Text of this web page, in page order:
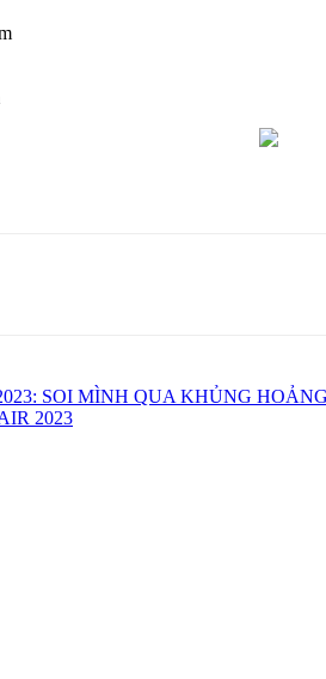
SOI MÌNH QUA KHỦNG
2023